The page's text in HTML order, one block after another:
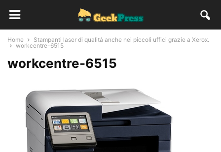
Home
Stampanti laser di qualitá anche nei piccoli uffici grazie a Xerox.
workcentre-6515
workcentre-6515